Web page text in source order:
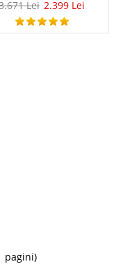
crem
Lei 2.399 Lei
pagini)